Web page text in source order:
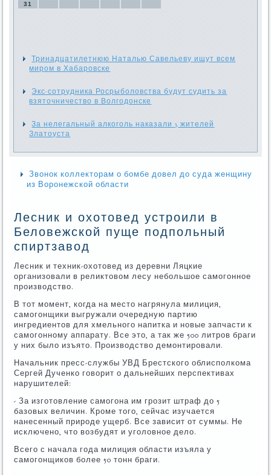
31
Тринадцатилетнюю Наталью Савельеву ищут всем
миром в Хабаровске
Экс-сотрудника Росрыболовства будут судить за
взяточничество в Волгодонске
За нелегальный алкоголь наказали 3 жителей
Златоуста
Звонок коллекторам о бомбе довел до суда женщину
из Воронежской области
Лесник и охотовед устроили в
Беловежской пуще подпольный
спиртзавод
Лесник и техник-охотовед из деревни Ляцкие
организовали в реликтовом лесу небольшое самогонное
производство.
В тот момент, когда на место нагрянула милиция,
самогонщики выгружали очередную партию
ингредиентов для хмельного напитка и новые запчасти к
самогонному аппарату. Все это, а так же 500 литров браги
у них было изъято. Производство демонтировали.
Начальник пресс-службы УВД Брестского облисполкома
Сергей Дученко говорит о дальнейших перспективах
нарушителей:
- За изготовление самогона им грозит штраф до 5
базовых величин. Кроме того, сейчас изучается
нанесенный природе ущерб. Все зависит от суммы. Не
исключено, что возбудят и уголовное дело.
Всего с начала года милиция области изъяла у
самогонщиков более 50 тонн браги.